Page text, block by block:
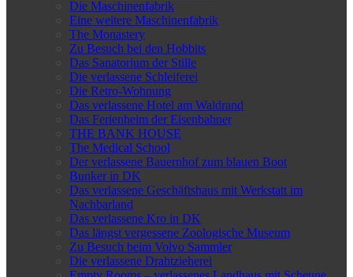
Die Maschinenfabrik
Eine weitere Maschinenfabrik
The Monastery
Zu Besuch bei den Hobbits
Das Sanatorium der Stille
Die verlassene Schleiferei
Die Retro-Wohnung
Das verlassene Hotel am Waldrand
Das Ferienheim der Eisenbahner
THE BANK HOUSE
The Medical School
Der verlassene Bauernhof zum blauen Boot
Bunker in DK
Das verlassene Geschäftshaus mit Werkstatt im
Nachbarland
Das verlassene Kro in DK
Das längst vergessene Zoologische Museum
Zu Besuch beim Volvo Sammler
Die verlassene Drahtzieherei